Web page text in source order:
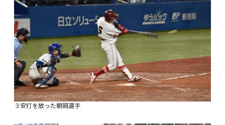
３安打を放った朝岡選手